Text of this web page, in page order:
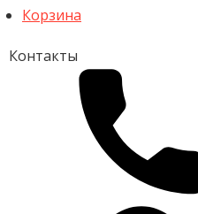
Корзина
Контакты